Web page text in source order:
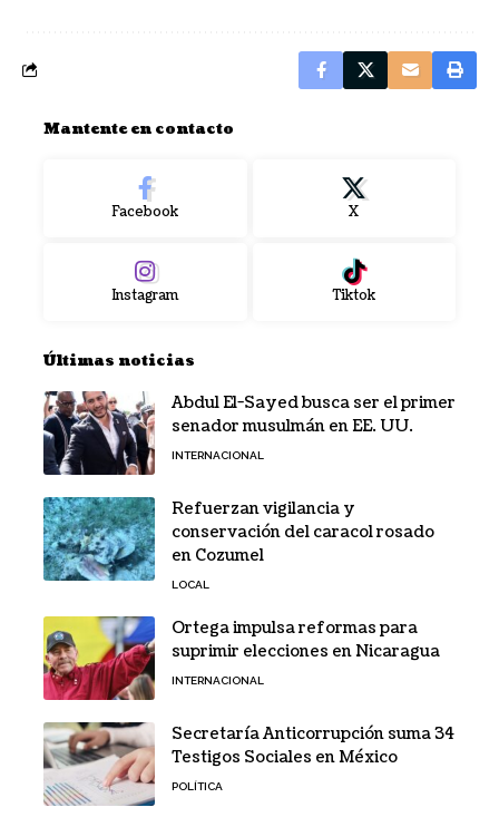
Mantente en contacto
Facebook X
Instagram Tiktok
Últimas noticias
Abdul El-Sayed busca ser el primer
senador musulmán en EE. UU.
INTERNACIONAL
Refuerzan vigilancia y
conservación del caracol rosado
en Cozumel
LOCAL
Ortega impulsa reformas para
suprimir elecciones en Nicaragua
INTERNACIONAL
Secretaría Anticorrupción suma 34
Testigos Sociales en México
POLÍTICA